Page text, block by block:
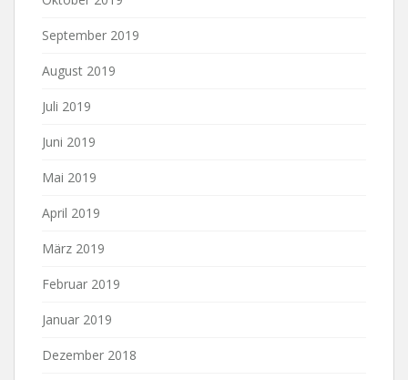
September 2019
August 2019
Juli 2019
Juni 2019
Mai 2019
April 2019
März 2019
Februar 2019
Januar 2019
Dezember 2018